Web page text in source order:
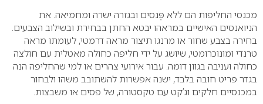
מכנסי החליפות הם ללא פֶּנסים ובגזרה ישרה ומחמיאה. את
הניואנסים האישיים במראהו יבטא החתן בבחירת ובשילוב הצבעים.
בחירה בצבע שחור או מרנגו תיצור מראה דרמטי, לעומתו מראה
טרנדי ומונוכרומטי, שיושג על ידי חליפה כחולה מאטלית עם חולצה
כחולה ועניבה בגוון דומה. עבור אירועי צהרים או למי שהחליפה הנה
בגדר פריט חובה בלבד, ישנה אפשרות להשתובב משהו ולבחור
במכנסיים חלקים וג’קט עם טקסטורה, של פסים או משבצות.